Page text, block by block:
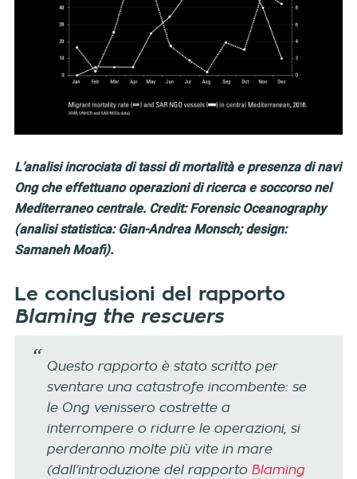
L’analisi incrociata di tassi di mortalità e presenza di navi
Ong che effettuano operazioni di ricerca e soccorso nel
Mediterraneo centrale. Credit: Forensic Oceanography
(analisi statistica: Gian-Andrea Monsch; design:
Samaneh Moafi).
Le conclusioni del rapporto
Blaming the rescuers
Questo rapporto è stato scritto per
sventare una catastrofe incombente: se
le Ong venissero costrette a
interrompere o ridurre le operazioni, si
perderanno molte più vite in mare
(dall’introduzione del rapporto Blaming